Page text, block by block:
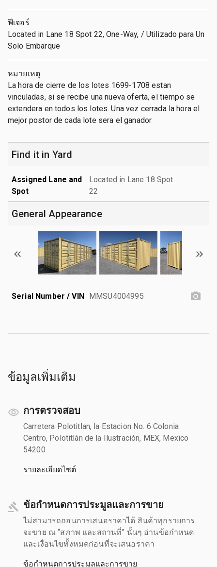
ฟีเจอร์
Located in Lane 18 Spot 22, One-Way, / Utilizado para Un
Solo Embarque
หมายเหตุ
La hora de cierre de los lotes 1699-1708 estan
vinculadas, si se recibe una nueva oferta, el tiempo se
extendera en todos los lotes. Una vez cerrada la hora el
mejor postor de cada lote sera el ganador
Find it in Yard
Assigned Lane and
Spot
Located in Lane 18 Spot
22
General Appearance
Serial Number / VIN MMSU4004995
ข้อมูลเพิ่มเติม
การตรวจสอบ
Carretera Polotitlan, la Estacion No. 6 Colonia
Centro, Polotitlán de la Ilustración, MEX, Mexico
54200
รายละเอียดไซต์
ข้อกำหนดการประมูลและการขาย
ไม่สามารถถอนการเสนอราคาได้ สินค้าทุกรายการ
จะขาย ณ “สภาพ และสถานที่” นั้นๆ อ่านข้อกำหนด
และเงื่อนไขทั้งหมดก่อนที่จะเสนอราคา
ข้อกำหนดการประมูลและการขาย